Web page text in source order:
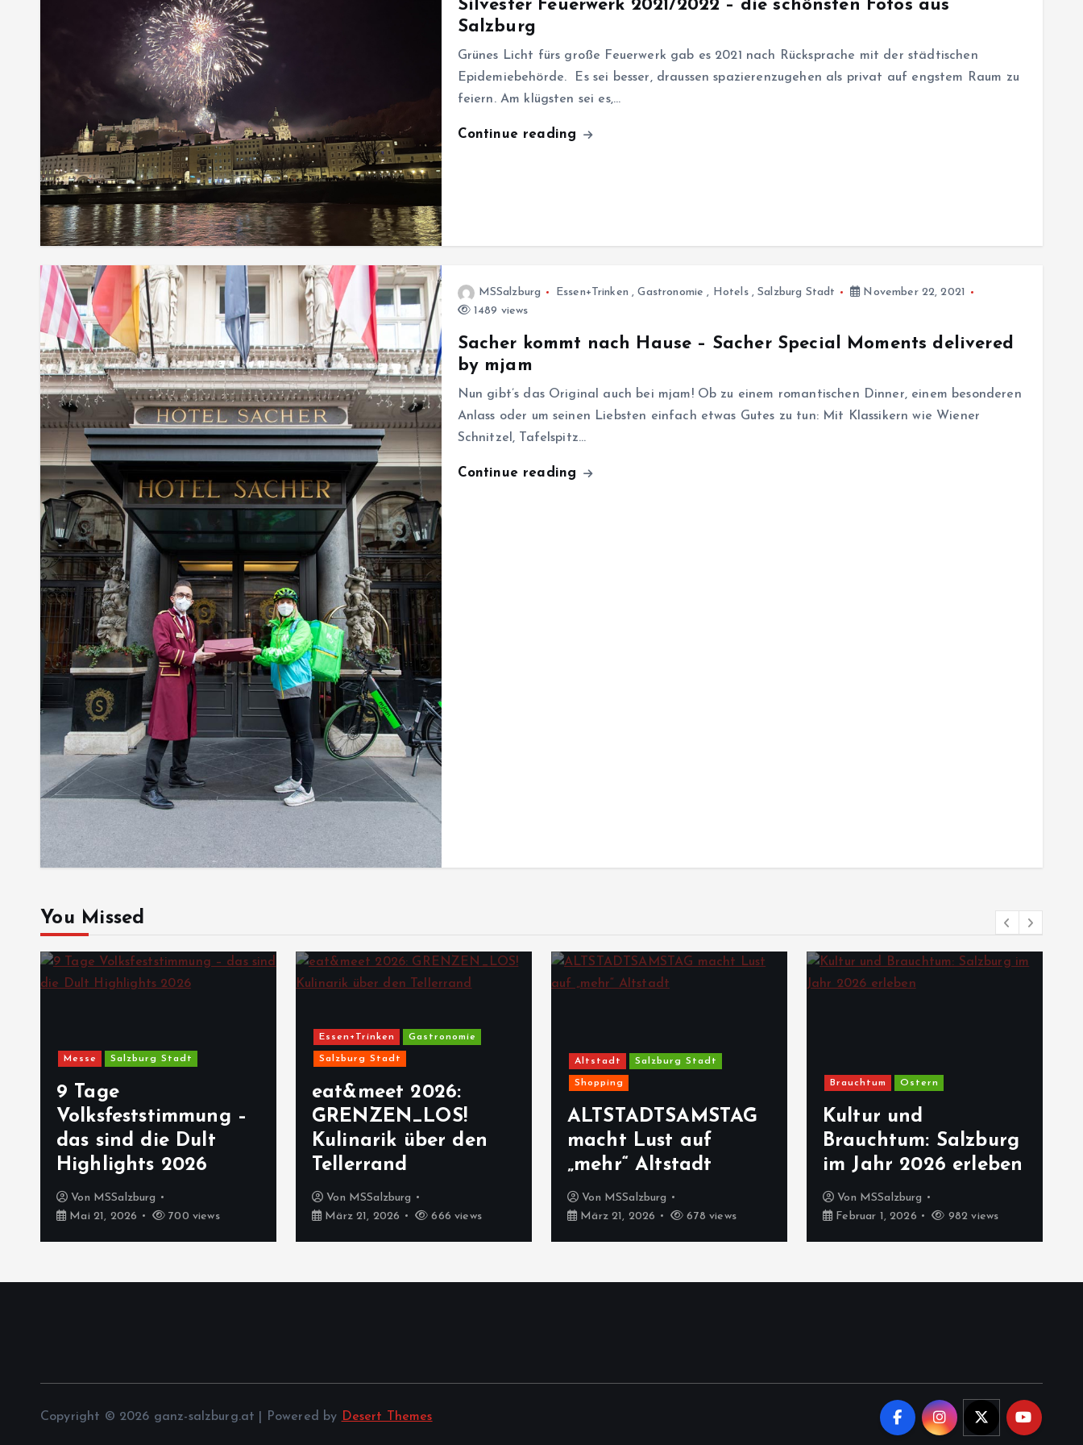
Silvester Feuerwerk 2021/2022 – die schönsten Fotos aus
Salzburg
Grünes Licht fürs große Feuerwerk gab es 2021 nach Rücksprache mit der städtischen
Epidemiebehörde. Es sei besser, draussen spazierenzugehen als privat auf engstem Raum zu
feiern. Am klügsten sei es,…
Continue reading
MSSalzburg Essen+Trinken ,Gastronomie , Hotels,Salzburg Stadt
November 22, 2021
1489 views
Sacher kommt nach Hause – Sacher Special Moments delivered
by mjam
Nun gibt’s das Original auch bei mjam! Ob zu einem romantischen Dinner, einem besonderen
Anlass oder um seinen Liebsten einfach etwas Gutes zu tun: Mit Klassikern wie Wiener
Schnitzel, Tafelspitz…
Continue reading
You Missed
Messe Salzburg Stadt
9 Tage
Volksfeststimmung –
das sind die Dult
Highlights 2026
Von MSSalzburg
Mai 21, 2026
700 views
Essen+Trinken Gastronomie
Salzburg Stadt
eat&meet 2026:
GRENZEN_LOS!
Kulinarik über den
Tellerrand
Von MSSalzburg
März 21, 2026
666 views
Altstadt Salzburg Stadt
Shopping
ALTSTADTSAMSTAG
macht Lust auf
„mehr“ Altstadt
Von MSSalzburg
März 21, 2026
678 views
Brauchtum Ostern
Kultur und
Brauchtum: Salzburg
im Jahr 2026 erleben
Von MSSalzburg
Februar 1, 2026
982 views
Copyright © 2026 ganz-salzburg.at | Powered by Desert Themes